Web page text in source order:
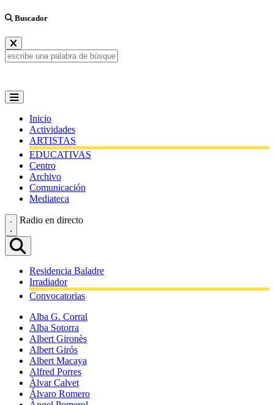
Buscador
Inicio
Actividades
ARTISTAS
EDUCATIVAS
Centro
Archivo
Comunicación
Mediateca
Radio en directo
Residencia Baladre
Irradiador
Convocatorias
Alba G. Corral
Alba Sotorra
Albert Gironès
Albert Girós
Albert Macaya
Alfred Porres
Àlvar Calvet
Álvaro Romero